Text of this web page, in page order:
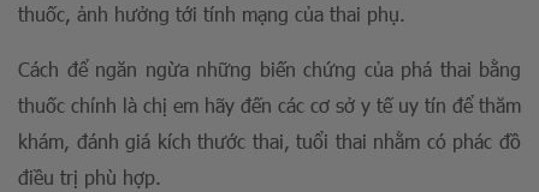
thuốc, ảnh hưởng tới tính mạng của thai phụ.
Cách để ngăn ngừa những biến chứng của phá thai bằng
thuốc chính là chị em hãy đến các cơ sở y tế uy tín để thăm
khám, đánh giá kích thước thai, tuổi thai nhằm có phác đồ
điều trị phù hợp.